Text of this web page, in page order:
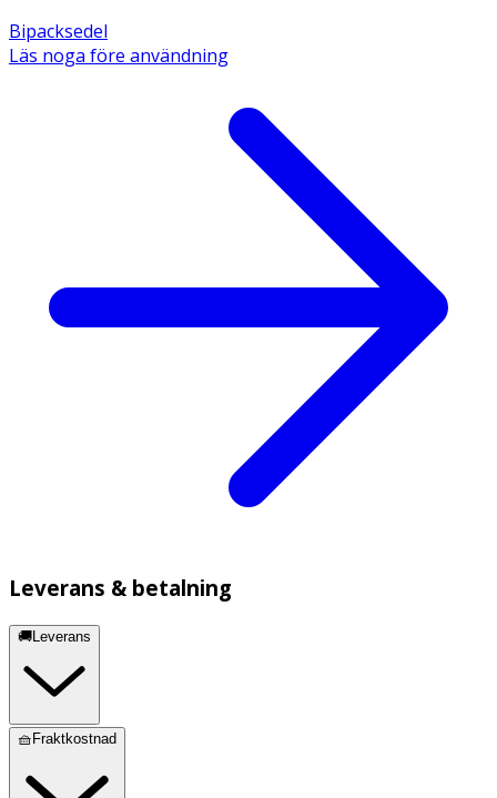
Bipacksedel
Läs noga före användning
Leverans & betalning
🚚Leverans
🧺Fraktkostnad